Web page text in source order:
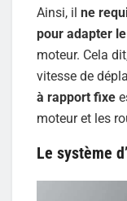
Ainsi, il ne
pour adapter
moteur. Cela
vitesse de
à rapport fixe
moteur et les
Le système